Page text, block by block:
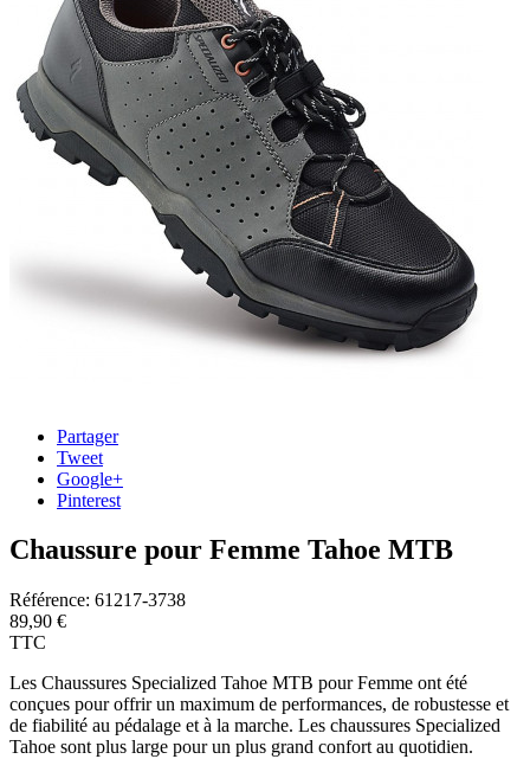
Partager
Tweet
Google+
Pinterest
Chaussure pour Femme Tahoe MTB
Référence: 61217-3738
89,90 €
TTC
Les Chaussures Specialized Tahoe MTB pour Femme ont été
conçues pour offrir un maximum de performances, de robustesse et
de fiabilité au pédalage et à la marche. Les chaussures Specialized
Tahoe sont plus large pour un plus grand confort au quotidien.